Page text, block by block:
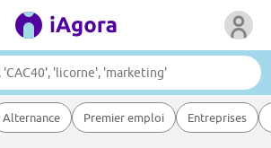
Alternance Premier emploi Entreprises